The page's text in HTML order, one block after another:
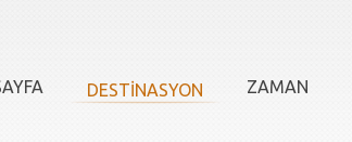
DESTİNASYON ZAMAN